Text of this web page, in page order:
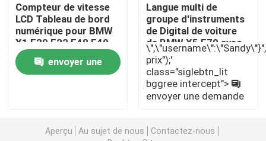
Boîte de Carplay AI
interface visuelle de voiture
Came DVR de tiret de voiture
Caméra de voiture panoramique 360
Compteur de vitesse
LCD Tableau de bord
numérique pour BMW
X1 F20 F22 F48 F49
F39
envoyer une
Langue multi de
groupe d'instruments
de Digital de voiture
de BMW X5 E70 avec
l'écran 1920×720
d'IPS
prix");'
class="siglebtn_lit
bggree intercept">
envoyer une demande
Aperçu Au sujet de nous
Contactez-nous